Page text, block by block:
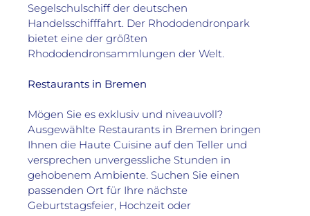
Segelschulschiff der deutschen
Handelsschifffahrt. Der Rhododendronpark
bietet eine der größten
Rhododendronsammlungen der Welt.
Restaurants in Bremen
Mögen Sie es exklusiv und niveauvoll?
Ausgewählte Restaurants in Bremen bringen
Ihnen die Haute Cuisine auf den Teller und
versprechen unvergessliche Stunden in
gehobenem Ambiente. Suchen Sie einen
passenden Ort für Ihre nächste
Geburtstagsfeier, Hochzeit oder